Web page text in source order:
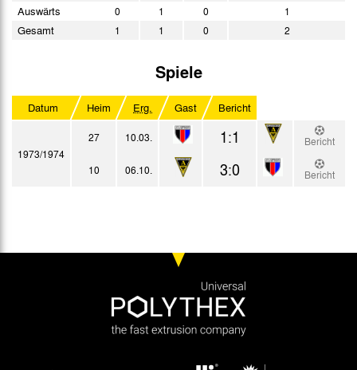
Auswärts 0 1 0 1
Gesamt 1 1 0 2
Spiele
Datum Heim Erg. Gast Bericht
1973/1974
27 10.03. 1:1
Bericht
10
06.10. 3:0 Bericht